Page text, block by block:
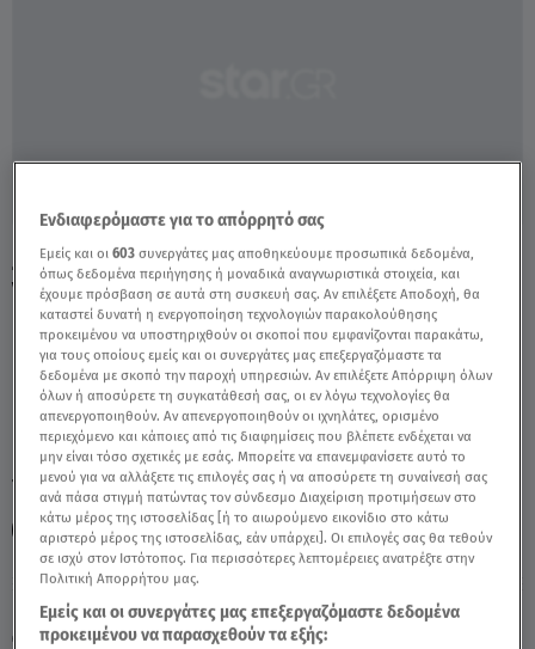
Κυριακή 9 Αυγούστου 2026
28.10.21, 11:26 ΖΩΔΙΑ
Ζυγός 28/10/21 – Προβλέψεις Σήμερα -
Video
TAGS: ΖΥΓΟΣ ΖΩΔΙΑ ΖΩΔΙΑ ΑΣΗ ΜΠΗΛΙΟΥ
BREAKFAST@STAR
Ενδιαφερόμαστε για το απόρρητό σας
Εμείς και οι603 συνεργάτες μας αποθηκεύουμε προσωπικά δεδομένα,
όπως δεδομένα περιήγησης ή μοναδικά αναγνωριστικά στοιχεία, και
έχουμε πρόσβαση σε αυτά στη συσκευή σας. Αν επιλέξετε Αποδοχή, θα
καταστεί δυνατή η ενεργοποίηση τεχνολογιών παρακολούθησης
προκειμένου να υποστηριχθούν οι σκοποί που εμφανίζονται παρακάτω,
για τους οποίους εμείς και οι συνεργάτες μας επεξεργαζόμαστε τα
δεδομένα με σκοπό την παροχή υπηρεσιών. Αν επιλέξετε Απόρριψη όλων
όλων ή αποσύρετε τη συγκατάθεσή σας, οι εν λόγω τεχνολογίες θα
απενεργοποιηθούν. Αν απενεργοποιηθούν οι ιχνηλάτες, ορισμένο
περιεχόμενο και κάποιες από τις διαφημίσεις που βλέπετε ενδέχεται να
μην είναι τόσο σχετικές με εσάς. Μπορείτε να επανεμφανίσετε αυτό το
μενού για να αλλάξετε τις επιλογές σας ή να αποσύρετε τη συναίνεσή σας
ανά πάσα στιγμή πατώντας τον σύνδεσμο Διαχείριση προτιμήσεων στο
κάτω μέρος της ιστοσελίδας [ή το αιωρούμενο εικονίδιο στο κάτω
αριστερό μέρος της ιστοσελίδας, εάν υπάρχει]. Οι επιλογές σας θα τεθούν
σε ισχύ στον Ιστότοπος. Για περισσότερες λεπτομέρειες ανατρέξτε στην
Πολιτική Απορρήτου μας.
Εμείς και οι συνεργάτες μας επεξεργαζόμαστε δεδομένα
προκειμένου να παρασχεθούν τα εξής: